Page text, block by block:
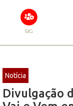
SIG
Notícia
Divulgação